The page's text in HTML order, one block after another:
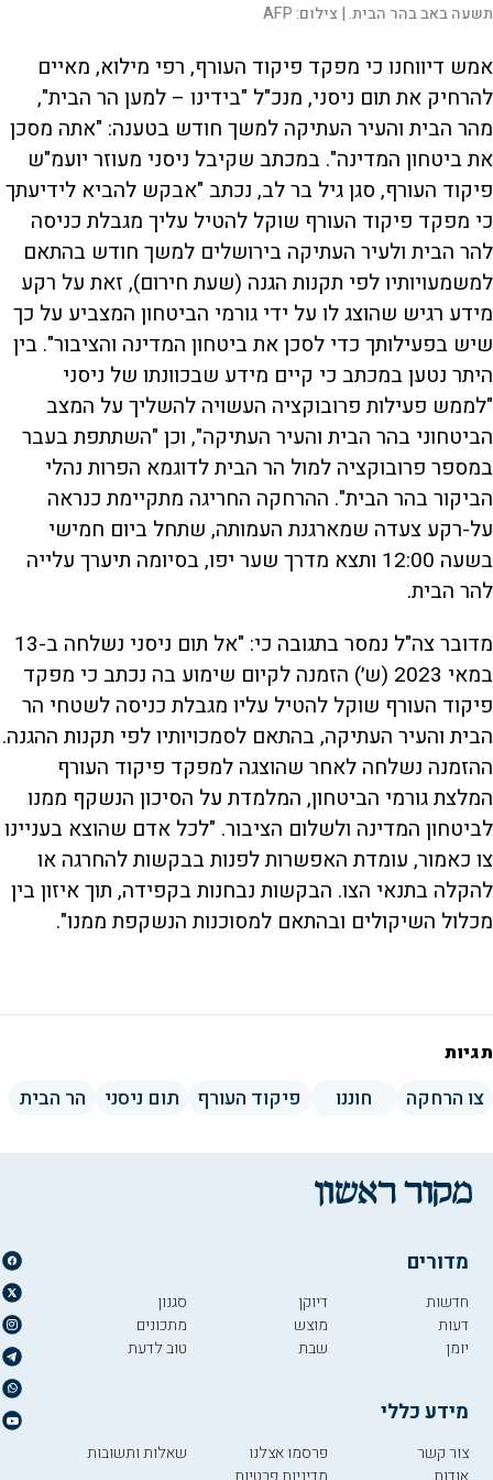
תשעה באב בהר הבית. | צילום:AFP
אמש דיווחנו כי מפקד פיקוד העורף, רפי מילוא, מאיים
להרחיק את תום ניסני, מנכ"ל "בידינו – למען הר הבית",
מהר הבית והעיר העתיקה למשך חודש בטענה: "אתה מסכן
את ביטחון המדינה". במכתב שקיבל ניסני מעוזר יועמ"ש
פיקוד העורף, סגן גיל בר לב, נכתב "אבקש להביא לידיעתך
כי מפקד פיקוד העורף שוקל להטיל עליך מגבלת כניסה
להר הבית ולעיר העתיקה בירושלים למשך חודש בהתאם
למשמעויותיו לפי תקנות הגנה (שעת חירום), זאת על רקע
מידע רגיש שהוצג לו על ידי גורמי הביטחון המצביע על כך
שיש בפעילותך כדי לסכן את ביטחון המדינה והציבור". בין
היתר נטען במכתב כי קיים מידע שבכוונתו של ניסני
"לממש פעילות פרובוקציה העשויה להשליך על המצב
הביטחוני בהר הבית והעיר העתיקה", וכן "השתתפת בעבר
במספר פרובוקציה למול הר הבית לדוגמא הפרות נהלי
הביקור בהר הבית". ההרחקה החריגה מתקיימת כנראה
על-רקע צעדה שמארגנת העמותה, שתחל ביום חמישי
בשעה 12:00 ותצא מדרך שער יפו, בסיומה תיערך עלייה
להר הבית.
מדובר צה"ל נמסר בתגובה כי: "אל תום ניסני נשלחה ב-13
במאי 2023 (ש׳) הזמנה לקיום שימוע בה נכתב כי מפקד
פיקוד העורף שוקל להטיל עליו מגבלת כניסה לשטחי הר
הבית והעיר העתיקה, בהתאם לסמכויותיו לפי תקנות ההגנה.
ההזמנה נשלחה לאחר שהוצגה למפקד פיקוד העורף
המלצת גורמי הביטחון, המלמדת על הסיכון הנשקף ממנו
לביטחון המדינה ולשלום הציבור. "לכל אדם שהוצא בעניינו
צו כאמור, עומדת האפשרות לפנות בבקשות להחרגה או
להקלה בתנאי הצו. הבקשות נבחנות בקפידה, תוך איזון בין
מכלול השיקולים ובהתאם למסוכנות הנשקפת ממנו".
תגיות
צו הרחקה חוננו פיקוד העורף תום ניסני הר הבית
מדורים
חדשות
דעות
יומן
דיוקן
מוצש
שבת
סגנון
מתכונים
טוב לדעת
מידע כללי
צור קשר
פרסמו אצלנו
שאלות ותשובות